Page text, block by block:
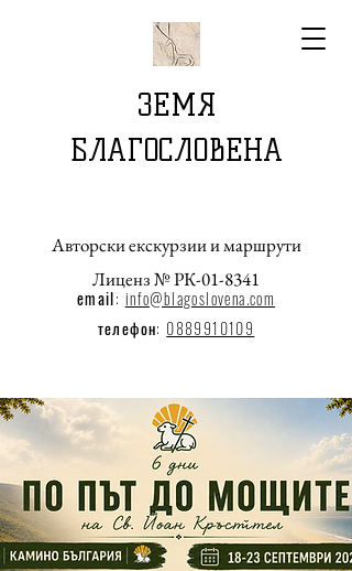
ЗЕМЯ
БЛАГОСЛОВЕНА
Авторски екскурзии и маршрути
Лиценз № РК-01-8341
email: info@blagoslovena.com
телефон: 0889910109